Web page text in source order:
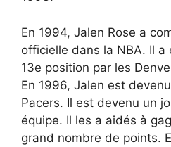
En 1994, Jalen Rose a
officielle dans la NBA. Il a
13e position par les
En 1996, Jalen est
Pacers. Il est devenu un
équipe. Il les a aidés à
grand nombre de points.